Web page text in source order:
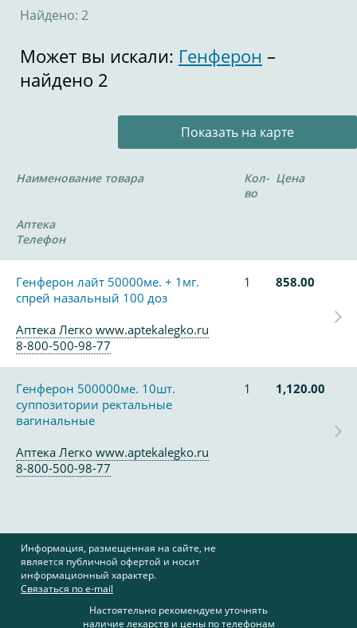
Найдено: 2
Может вы искали: Генферон –
найдено 2
Показать на карте
Наименование товара
Кол-
во
Цена
Аптека
Телефон
Генферон лайт 50000ме. + 1мг.
спрей назальный 100 доз
1 858.00
Аптека Легко www.aptekalegko.ru
8-800-500-98-77
Генферон 500000ме. 10шт.
суппозитории ректальные
вагинальные
1 1,120.00
Аптека Легко www.aptekalegko.ru
8-800-500-98-77
Информация, размещенная на сайте, не
является публичной офертой и носит
информационный характер.
Связаться по e-mail
Настоятельно рекомендуем уточнять
наличие лекарств и цены по телефонам